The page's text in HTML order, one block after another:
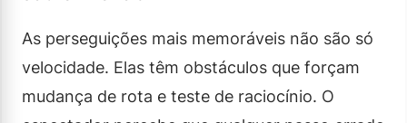
As perseguições mais memoráveis não são só
velocidade. Elas têm obstáculos que forçam
mudança de rota e teste de raciocínio. O